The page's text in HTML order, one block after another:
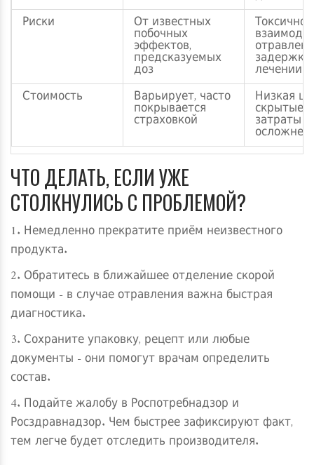
Риски
От известных
побочных
эффектов,
предсказуемых
доз
лечении
Стоимость
Варьирует, часто
покрывается
страховкой
Низкая
скрытые
затраты
ЧТО ДЕЛАТЬ, ЕСЛИ УЖЕ
СТОЛКНУЛИСЬ С ПРОБЛЕМОЙ?
1. Немедленно прекратите приём неизвестного
продукта.
2. Обратитесь в ближайшее отделение скорой
помощи - в случае отравления важна быстрая
диагностика.
3. Сохраните упаковку, рецепт или любые
документы - они помогут врачам определить
состав.
4. Подайте жалобу в Роспотребнадзор и
Росздравнадзор. Чем быстрее зафиксируют факт,
тем легче будет отследить производителя.